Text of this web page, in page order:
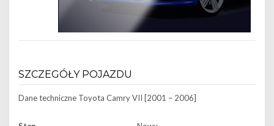
SZCZEGÓŁY POJAZDU
Dane techniczne Toyota Camry VII [2001 – 2006]